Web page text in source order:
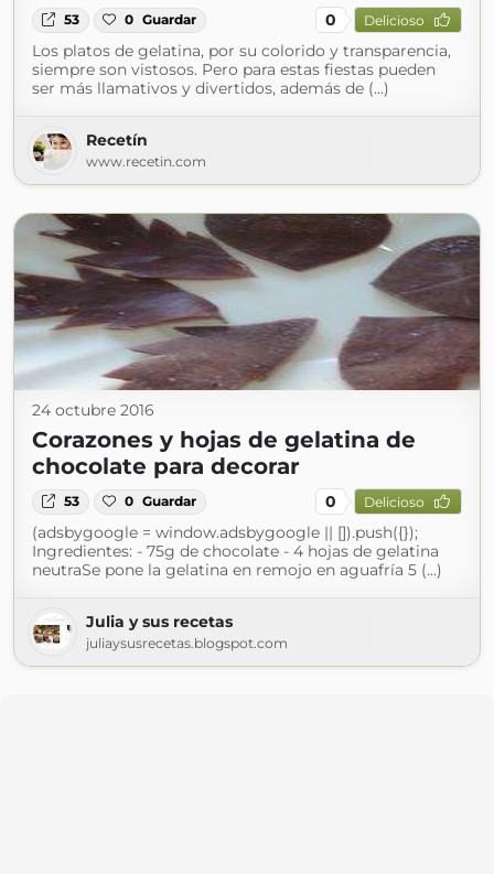
53 0 Guardar 0 Delicioso
Los platos de gelatina, por su colorido y transparencia,
siempre son vistosos. Pero para estas fiestas pueden
ser más llamativos y divertidos, además de (...)
Recetín
www.recetin.com
24 octubre 2016
Corazones y hojas de gelatina de
chocolate para decorar
53 0 Guardar 0 Delicioso
(adsbygoogle = window.adsbygoogle || []).push({});
Ingredientes: - 75g de chocolate - 4 hojas de gelatina
neutraSe pone la gelatina en remojo en aguafría 5 (...)
Julia y sus recetas
juliaysusrecetas.blogspot.com